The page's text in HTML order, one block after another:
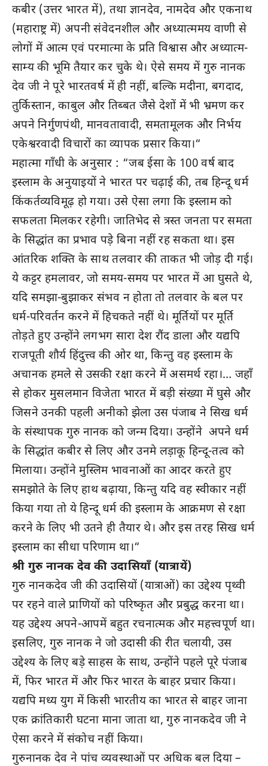
कबीर (उत्तर भारत में), तथा ज्ञानदेव, नामदेव और एकनाथ
(महाराष्ट्र में) अपनी संवेदनशील और अध्यात्ममय वाणी से
लोगों में आत्म एवं परमात्मा के प्रति विश्वास और अध्यात्म-
साम्य की भूमि तैयार कर चुके थे। ऐसे समय में गुरु नानक
देव जी ने पूरे भारतवर्ष में ही नहीं, बल्कि मदीना, बगदाद,
तुर्किस्तान, काबुल और तिब्बत जैसे देशों में भी भ्रमण कर
अपने निर्गुणपंथी, मानवतावादी, समतामूलक और निर्भय
एकेश्वरवादी विचारों का व्यापक प्रसार किया।“
महात्मा गाँधी के अनुसार : “जब ईसा के 100 वर्ष बाद
इस्लाम के अनुयाइयों ने भारत पर चढ़ाई की, तब हिन्दू धर्म
किंकर्तव्यविमूढ़ हो गया। उसे ऐसा लगा कि इस्लाम को
सफलता मिलकर रहेगी। जातिभेद से त्रस्त जनता पर समता
के सिद्धांत का प्रभाव पड़े बिना नहीं रह सकता था। इस
आंतरिक शक्ति के साथ तलवार की ताकत भी जोड़ दी गई।
ये कट्टर हमलावर, जो समय-समय पर भारत में आ घुसते थे,
यदि समझा-बुझाकर संभव न होता तो तलवार के बल पर
धर्म-परिवर्तन करने में हिचकते नहीं थे। मूर्तियों पर मूर्ति
तोड़ते हुए उन्होंने लगभग सारा देश रौंद डाला और यद्यपि
राजपूती शौर्य हिंदुत्त्व की ओर था, किन्तु वह इस्लाम के
अचानक हमले से उसकी रक्षा करने में असमर्थ रहा।… जहाँ
से होकर मुसलमान विजेता भारत में बड़ी संख्या में घुसे और
जिसने उनकी पहली अनीको झेला उस पंजाब ने सिख धर्म
के संस्थापक गुरु नानक को जन्म दिया। उन्होंने अपने धर्म
के सिद्धांत कबीर से लिए और उनमे लड़ाकू हिन्दू-तत्व को
मिलाया। उन्होंने मुस्लिम भावनाओं का आदर करते हुए
समझोते के लिए हाथ बढ़ाया, किन्तु यदि वह स्वीकार नहीं
किया गया तो ये हिन्दू धर्म की इस्लाम के आक्रमण से रक्षा
करने के लिए भी उतने ही तैयार थे। और इस तरह सिख धर्म
इस्लाम का सीधा परिणाम था।“
श्री गुरु नानक देव की उदासियाँ (यात्रायें)
गुरु नानकदेव जी की उदासियों (यात्राओं) का उद्देश्य पृथ्वी
पर रहने वाले प्राणियों को परिष्कृत और प्रबुद्ध करना था।
यह उद्देश्य अपने-आपमें बहुत रचनात्मक और महत्त्वपूर्ण था।
इसलिए, गुरु नानक ने जो उदासी की रीत चलायी, उस
उद्देश्य के लिए बड़े साहस के साथ, उन्होंने पहले पूरे पंजाब
में, फिर भारत में और फिर भारत के बाहर प्रचार किया।
यद्यपि मध्य युग में किसी भारतीय का भारत से बाहर जाना
एक क्रांतिकारी घटना माना जाता था, गुरु नानकदेव जी ने
ऐसा करने में संकोच नहीं किया।
गुरुनानक देव ने पांच व्यवस्थाओं पर अधिक बल दिया –